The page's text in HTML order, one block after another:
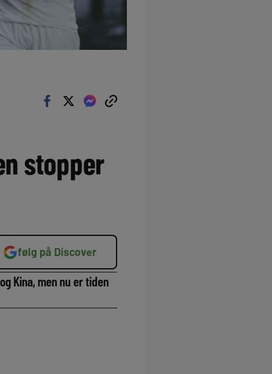
stopper
følg på Discover
Kina, men nu er tiden